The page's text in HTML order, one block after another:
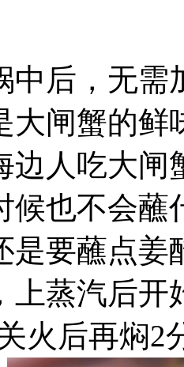
中后，无
大闸蟹的鲜
边人吃大
候也不会蘸
是要蘸点姜
上蒸汽后开
火后再焖